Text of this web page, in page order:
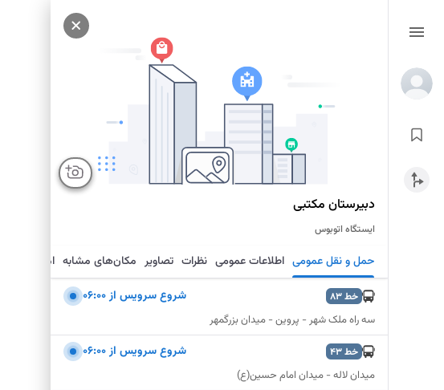
دبیرستان مکتبی
ایستگاه اتوبوس
حمل و نقل عمومی اطلاعات عمومی نظرات تصاویر مکان‌های مشابه امکانات نزدیک
خط83 شروع سرویس از ۰۶:۰۰
سه راه ملک شهر - پروین - میدان بزرگمهر
خط43 شروع سرویس از ۰۶:۰۰
میدان لاله - میدان امام حسین(ع)